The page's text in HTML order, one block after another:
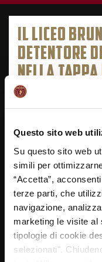
Questo sito web
Su questo sito web
simili per
“Accetta”,
terze parti, che
navigazione,
marketing le visite al
tipologie di cookie
selezionati".
IL LICEO
DETENTORE
NELLA
VENEZIA
13/02/2019